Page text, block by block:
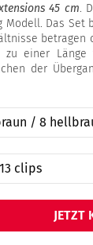
45 cm.
Modell. Das Set
betragen
zu einer
der
JETZT